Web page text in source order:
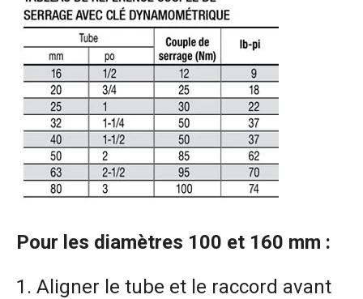
Pour les diamètres 100 et 160 mm :
1. Aligner le tube et le raccord avant